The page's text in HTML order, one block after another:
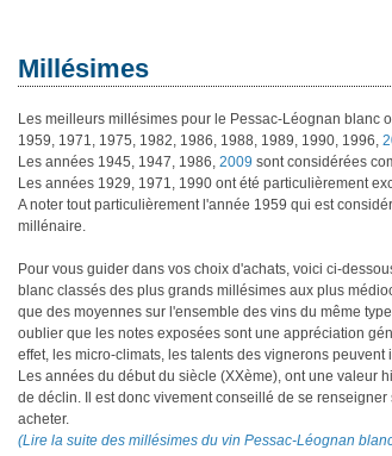
Millésimes
Les meilleurs millésimes pour le Pessac-Léognan blanc
1959, 1971, 1975, 1982, 1986, 1988, 1989, 1990, 1996,
Les années 1945, 1947, 1986, 2009 sont considérées
Les années 1929, 1971, 1990 ont été particulièrement
A noter tout particulièrement l'année 1959 qui est
millénaire.
Pour vous guider dans vos choix d'achats, voici ci-
blanc classés des plus grands millésimes aux plus
que des moyennes sur l'ensemble des vins du même
oublier que les notes exposées sont une appréciation
effet, les micro-climats, les talents des vignerons
Les années du début du siècle (XXème), ont une valeur
de déclin. Il est donc vivement conseillé de se
acheter.
(Lire la suite des millésimes du vin Pessac-Léognan